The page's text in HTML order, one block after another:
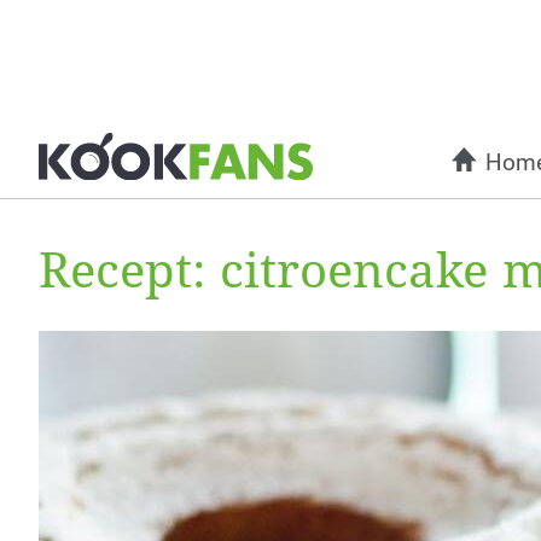
Recept: citroencake